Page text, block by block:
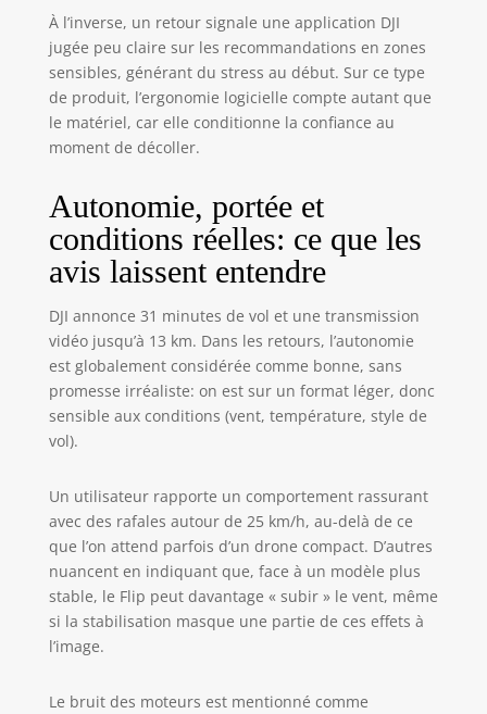
À l’inverse, un retour signale une application DJI
jugée peu claire sur les recommandations en zones
sensibles, générant du stress au début. Sur ce type
de produit, l’ergonomie logicielle compte autant que
le matériel, car elle conditionne la confiance au
moment de décoller.
Autonomie, portée et
conditions réelles: ce que les
avis laissent entendre
DJI annonce 31 minutes de vol et une transmission
vidéo jusqu’à 13 km. Dans les retours, l’autonomie
est globalement considérée comme bonne, sans
promesse irréaliste: on est sur un format léger, donc
sensible aux conditions (vent, température, style de
vol).
Un utilisateur rapporte un comportement rassurant
avec des rafales autour de 25 km/h, au-delà de ce
que l’on attend parfois d’un drone compact. D’autres
nuancent en indiquant que, face à un modèle plus
stable, le Flip peut davantage « subir » le vent, même
si la stabilisation masque une partie de ces effets à
l’image.
Le bruit des moteurs est mentionné comme